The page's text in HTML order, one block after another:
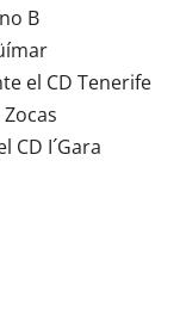
B
el CD Tenerife
CD I´Gara